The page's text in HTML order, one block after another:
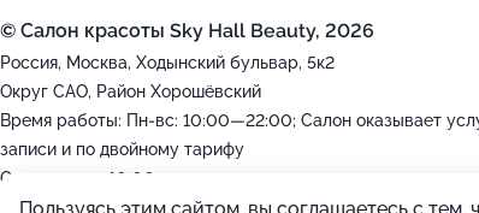
© Салон красоты Sky Hall Beauty, 2026
Россия, Москва, Ходынский бульвар, 5к2
Округ САО, Район Хорошёвский
Время работы: Пн-вс: 10:00—22:00; Салон оказывает
записи и по двойному тарифу
Откроемся в 10:00